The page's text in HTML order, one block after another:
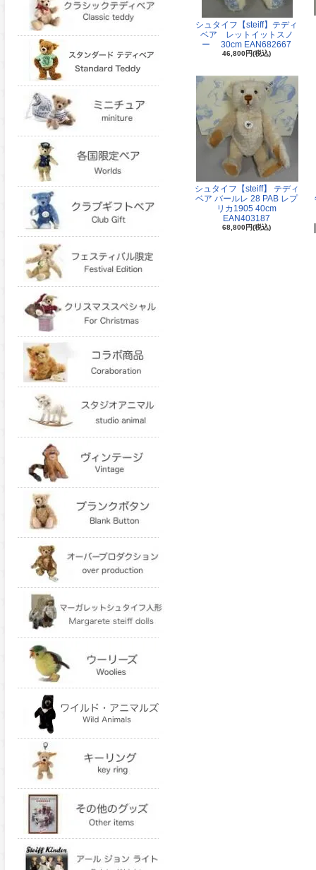
シュタイフ【steiff】テディ
ベア レットイットスノ
ー 30cm EAN682667
46,800円(税込)
シュタイフ【steiff】 テディ
ベア バールレ 28 PAB レプ
リカ1905 40cm
EAN403187
68,800円(税込)